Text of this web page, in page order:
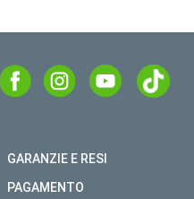
GARANZIE E RESI
PAGAMENTO